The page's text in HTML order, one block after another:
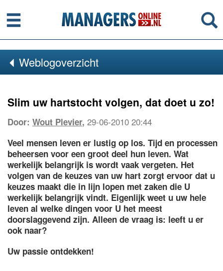
Menu
Weblogoverzicht
Slim uw hartstocht volgen, dat doet u zo!
Door: Wout Plevier, 29-06-2010 20:44
Veel mensen leven er lustig op los. Tijd en processen
beheersen voor een groot deel hun leven. Wat
werkelijk belangrijk is wordt vaak vergeten. Het
volgen van de keuzes van uw hart zorgt ervoor dat u
keuzes maakt die in lijn lopen met zaken die U
werkelijk belangrijk vindt. Eigenlijk weet u uw hele
leven al welke dingen voor U het meest
doorslaggevend zijn. Alleen de vraag is: leeft u er
ook naar?
Uw passie ontdekken!